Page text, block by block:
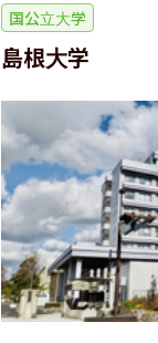
国公立大学
島根大学